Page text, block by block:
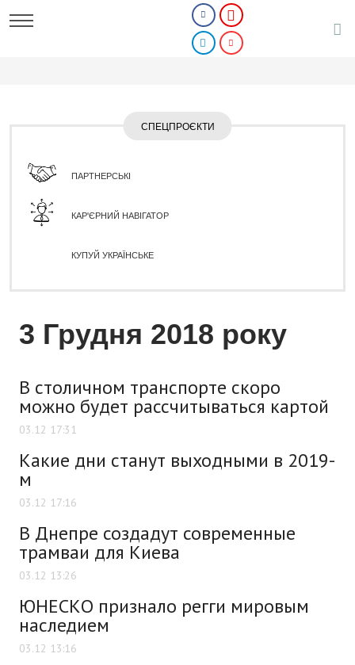
СПЕЦПРОЄКТИ
ПАРТНЕРСЬКІ
КАР'ЄРНИЙ НАВІГАТОР
КУПУЙ УКРАЇНСЬКЕ
3 Грудня 2018 року
В столичном транспорте скоро
можно будет рассчитываться картой
03.12 17:31
Какие дни станут выходными в 2019-
м
03.12 17:16
В Днепре создадут современные
трамваи для Киева
03.12 13:26
ЮНЕСКО признало регги мировым
наследием
03.12 13:16